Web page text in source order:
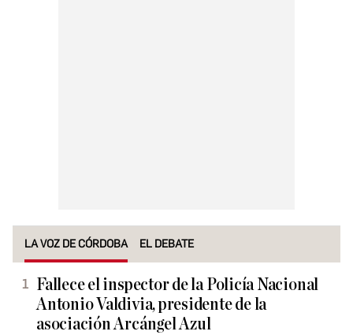
LA VOZ DE CÓRDOBA EL DEBATE
Fallece el inspector de la Policía Nacional
Antonio Valdivia, presidente de la
asociación Arcángel Azul